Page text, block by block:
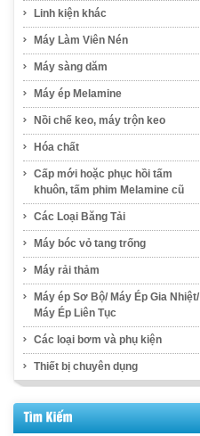
Linh kiện khác
Máy Làm Viên Nén
Máy sàng dăm
Máy ép Melamine
Nồi chế keo, máy trộn keo
Hóa chất
Cấp mới hoặc phục hồi tấm
khuôn, tấm phim Melamine cũ
Các Loại Băng Tải
Máy bóc vỏ tang trống
Máy rải thảm
Máy ép Sơ Bộ/ Máy Ép Gia Nhiệt/
Máy Ép Liên Tục
Các loại bơm và phụ kiện
Thiết bị chuyên dụng